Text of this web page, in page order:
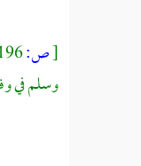
[ص:
وسلم في